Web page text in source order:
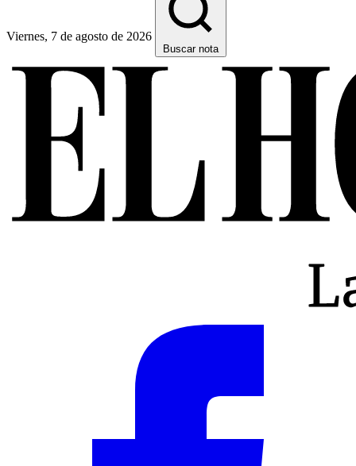
Viernes, 7 de agosto de 2026
Buscar nota